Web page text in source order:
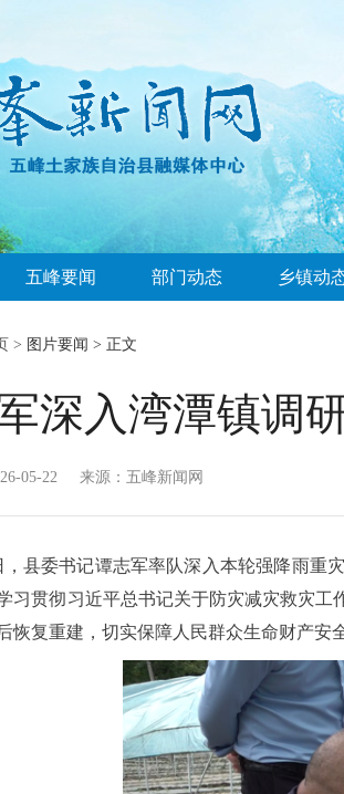
五峰要闻 部门动态 乡镇动
> 图片要闻 > 正文
深入湾潭镇调
05-22 来源：五峰新闻网
，县委书记谭志军率队深入本轮强降雨重
习贯彻习近平总书记关于防灾减灾救灾
恢复重建，切实保障人民群众生命财产安全